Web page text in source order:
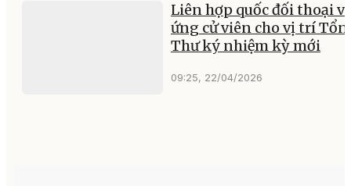
Liên hợp quốc đối thoại
ứng cử viên cho vị trí
Thư ký nhiệm kỳ mới
09:25, 22/04/2026